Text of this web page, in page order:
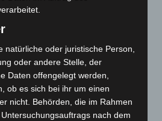
natürliche oder juristische Person,
oder andere Stelle, der
Daten offengelegt werden,
ob es sich bei ihr um einen
nicht. Behörden, die im Rahmen
nach dem